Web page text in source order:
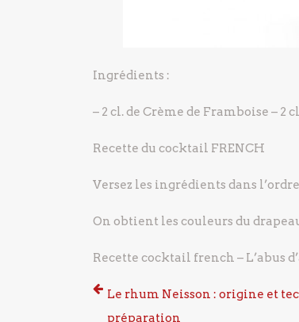
Ingrédients :
– 2 cl. de Crème de Framboise – 2
Recette du cocktail FRENCH
Versez les ingrédients dans
On obtient les couleurs du
Recette cocktail french – L’abus
Le rhum Neisson : origine et
préparation